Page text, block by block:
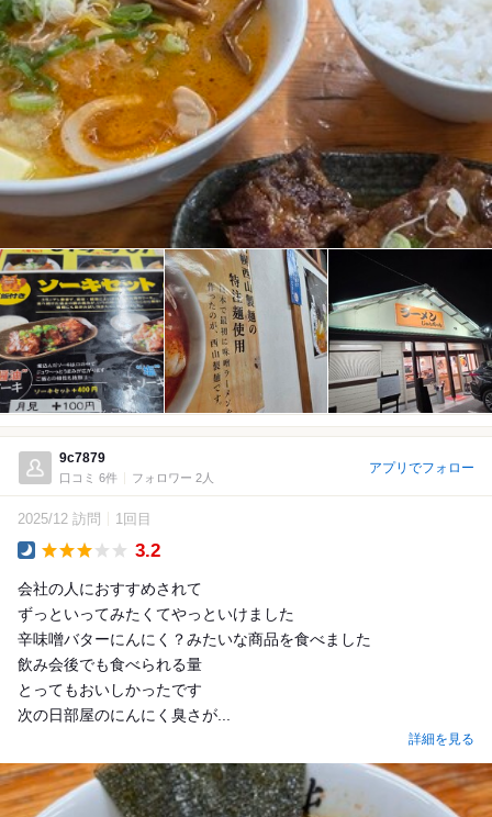
9c7879
口コミ 6件 フォロワー 2人
アプリでフォロー
2025/12 訪問 1回目
3.2
会社の人におすすめされて
ずっといってみたくてやっといけました
辛味噌バターにんにく？みたいな商品を食べました
飲み会後でも食べられる量
とってもおいしかったです
次の日部屋のにんにく臭さが...
詳細を見る